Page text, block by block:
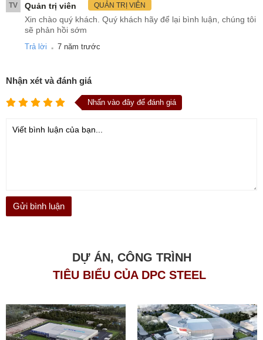
TV Quản trị viên QUẢN TRỊ VIÊN
Xin chào quý khách. Quý khách hãy để lại bình luận, chúng tôi
sẽ phản hồi sớm
Trả lời . 7 năm trước
Nhận xét và đánh giá
Nhấn vào đây để đánh giá
DỰ ÁN, CÔNG TRÌNH
TIÊU BIỂU CỦA DPC STEEL